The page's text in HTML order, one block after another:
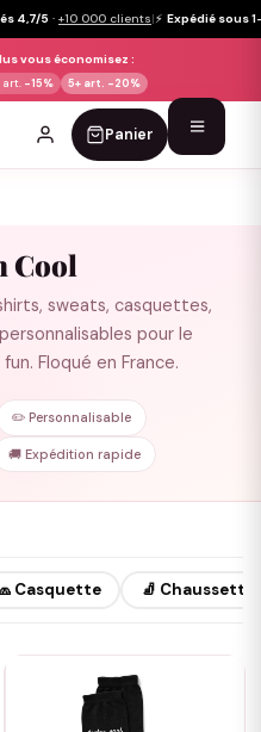
4,7/5 · +10 000 clients|⚡ Expédié sous
vous économisez :
art. -15% 5+ art. -20%
Panier
Cool
sweats, casquettes,
pour le
Floqué en France.
✏️ Personnalisable
🚚 Expédition rapide
Casquette 🧦